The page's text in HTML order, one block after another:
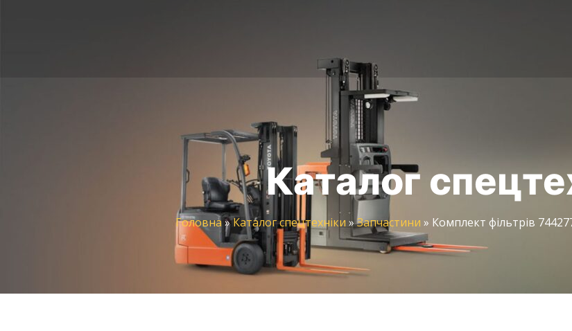
Каталог
Головна »Каталог спецтехніки » Запчастини » Комплект фільтрів